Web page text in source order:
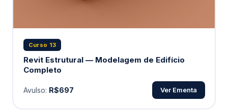
Curso 13
Revit Estrutural — Modelagem de Edifício
Completo
Avulso: R$697 Ver Ementa